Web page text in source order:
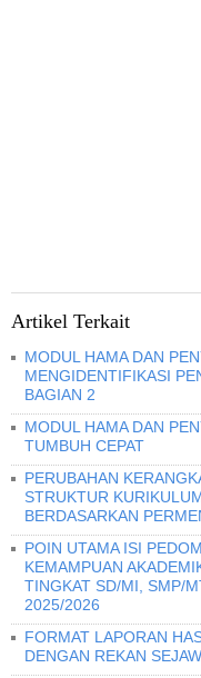
Artikel Terkait
MODUL HAMA DAN
MENGIDENTIFIKASI
BAGIAN 2
MODUL HAMA DAN
TUMBUH CEPAT
PERUBAHAN
STRUKTUR
BERDASARKAN
POIN UTAMA ISI
KEMAMPUAN
TINGKAT SD/MI, SMP/
2025/2026
FORMAT LAPORAN
DENGAN REKAN